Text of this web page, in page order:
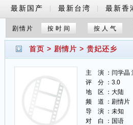
最新国产
剧
最新台湾 最新香
剧情片 按时间 按人气
首页 > 剧情片 > 贵妃还乡
主 演 ：闫学晶
评 分 ：3.0
地 区 ：大陆
频 道 ：剧情片
导 演 ：未知
对 白 ：国语